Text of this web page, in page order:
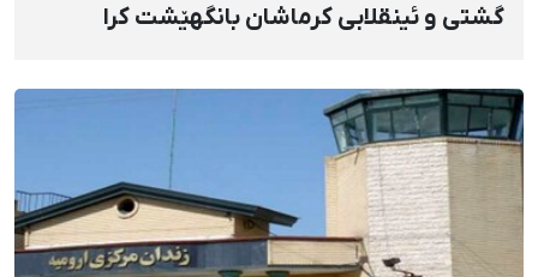
گشتی و ئینقلابی کرماشان بانگهێشت کرا